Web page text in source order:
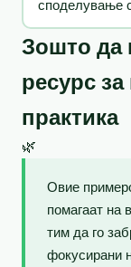
споделување
Зошто да
ресурс
практика
🌿
Овие
помагаат на
тим да го
фокусирани